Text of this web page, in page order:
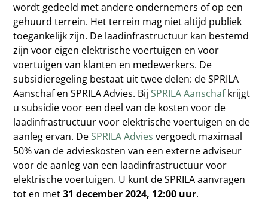
wordt gedeeld met andere ondernemers of op een
gehuurd terrein. Het terrein mag niet altijd publiek
toegankelijk zijn. De laadinfrastructuur kan bestemd
zijn voor eigen elektrische voertuigen en voor
voertuigen van klanten en medewerkers. De
subsidieregeling bestaat uit twee delen: de SPRILA
Aanschaf en SPRILA Advies. BijSPRILA Aanschafkrijgt
u subsidie voor een deel van de kosten voor de
laadinfrastructuur voor elektrische voertuigen en de
aanleg ervan. DeSPRILA Advies vergoedt maximaal
50% van de advieskosten van een externe adviseur
voor de aanleg van een laadinfrastructuur voor
elektrische voertuigen. U kunt de SPRILA aanvragen
tot en met31 december 2024, 12:00 uur.